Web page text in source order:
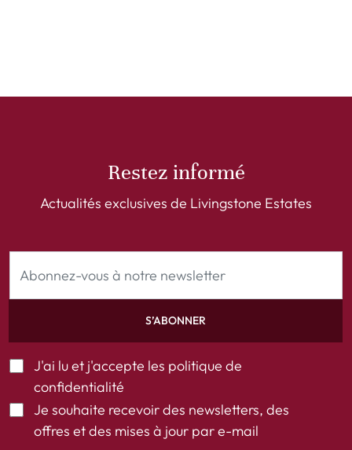
Restez informé
Actualités exclusives de Livingstone Estates
S’ABONNER
J'ai lu et j'accepte les politique de
confidentialité
Je souhaite recevoir des newsletters, des
offres et des mises à jour par e-mail